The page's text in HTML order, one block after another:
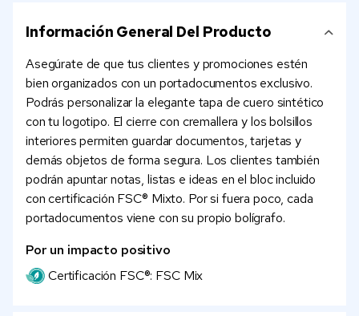
Información General Del Producto
Asegúrate de que tus clientes y promociones estén
bien organizados con un portadocumentos exclusivo.
Podrás personalizar la elegante tapa de cuero sintético
con tu logotipo. El cierre con cremallera y los bolsillos
interiores permiten guardar documentos, tarjetas y
demás objetos de forma segura. Los clientes también
podrán apuntar notas, listas e ideas en el bloc incluido
con certificación FSC® Mixto. Por si fuera poco, cada
portadocumentos viene con su propio bolígrafo.
Por un impacto positivo
Certificación FSC®: FSC Mix